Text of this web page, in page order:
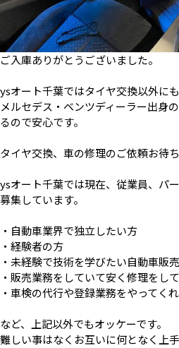
ご入庫ありがとうございました。
ysオート千葉ではタイヤ交換以外に
メルセデス・ベンツディーラー出身
るので安心です。
タイヤ交換、車の修理のご依頼お待ち
ysオート千葉では現在、従業員、パ
募集しています。
・自動車業界で独立したい方
・経験者の方
・未経験で技術を学びたい自動車販
・販売業務をしていて安く修理をし
・車検の代行や登録業務をやってく
など、上記以外でもオッケーです。
難しい事はなくお互いに何となく上